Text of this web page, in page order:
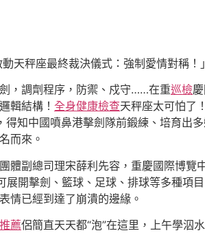
天秤座最終裁決儀式：強制愛情對稱！
，調劑程序，防禦、戍守……在重巡檢
輯結構！ 全身健康檢查天秤座太可怕了
得知中國噴鼻港擊劍隊前鍛練、培育出
而來。
體副總司理宋薛利先容，重慶國際博
展開擊劍、籃球、足球、排球等多種項
情已經到達了崩潰的邊緣。
薦侶簡直天天都“泡”在這里，上午學泅